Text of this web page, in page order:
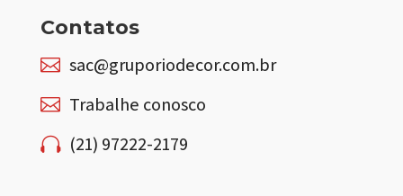
Contatos
 sac@gruporiodecor.com.br
 Trabalhe conosco
 (21) 97222-2179